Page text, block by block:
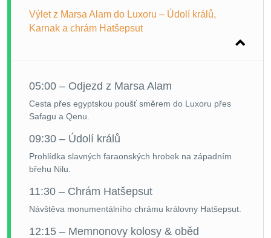
Výlet z Marsa Alam do Luxoru – Údolí králů,
Karnak a chrám Hatšepsut
05:00 – Odjezd z Marsa Alam
Cesta přes egyptskou poušť směrem do Luxoru přes
Safagu a Qenu.
09:30 – Údolí králů
Prohlídka slavných faraonských hrobek na západním
břehu Nilu.
11:30 – Chrám Hatšepsut
Návštěva monumentálního chrámu královny Hatšepsut.
12:15 – Memnonovy kolosy & oběd